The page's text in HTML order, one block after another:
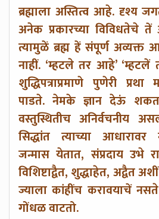
ब्रह्माला अस्तित्व आहे. दृश्य
अनेक प्रकारच्या विविधतेचे
त्यामुळें ब्रह्म हें संपूर्ण
नाहीं. ‘म्हटले तर आहे’ ‘म्हटलें
शुद्धिपत्राप्रमाणे पुणेरी
पाडते. नेमके ज्ञान देऊं शकत
वस्तुस्थितीच अनिर्वचनीय
सिद्धांत त्याच्या आधारावर
जन्मास येतात, संप्रदाय उभे
विशिष्टाद्वैत, शुद्धाहेत, अद्वैत
ज्याला कांहींच करावयाचें नसते
गोंधळ वाटतो.